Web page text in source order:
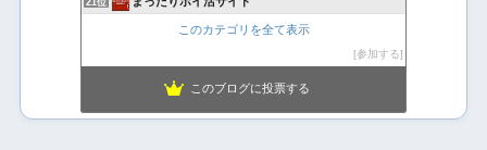
21位
このカテゴリを全て表示
参加する
このブログに投票する